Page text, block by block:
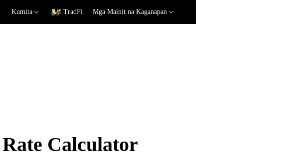
Kumita TradFi Mga Mainit na Kaganapan
Calculator